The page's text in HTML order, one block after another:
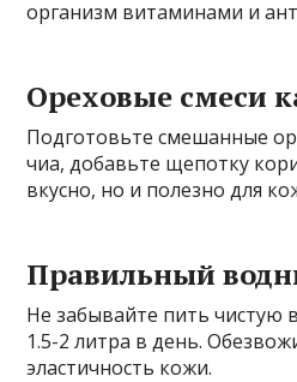
организм витаминами и
Ореховые смеси
Подготовьте смешанные
чиа, добавьте щепотку
вкусно, но и полезно для
Правильный
Не забывайте пить чистую
1.5-2 литра в день.
эластичность кожи.